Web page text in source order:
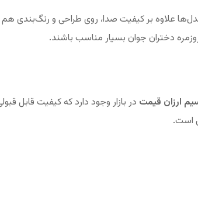
علاوه بر کیفیت صدا، روی طراحی و رنگ‌بندی هم
دختران جوان بسیار مناسب باشند.
ارزان قیمت در بازار وجود دارد که کیفیت قابل
است.